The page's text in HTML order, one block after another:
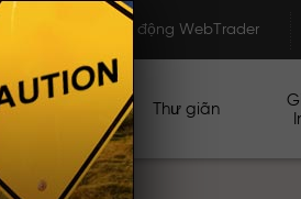
Khởi động WebTrader
chiến dịch Thư giãn